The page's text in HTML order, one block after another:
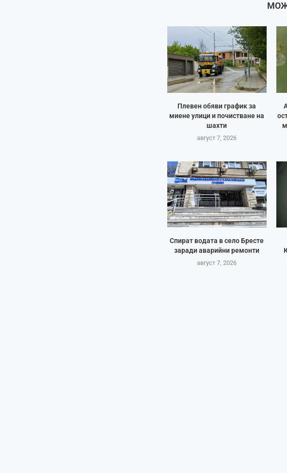
Плевен обяви график за
миене улици и почистване на
шахти
август 7, 2026
Спират водата в село Бресте
заради аварийни ремонти
август 7, 2026